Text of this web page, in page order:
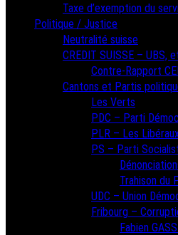
Taxe d’exemption du
Politique / Justice
Neutralité suisse
CREDIT SUISSE – UBS,
Contre-Rapport
Cantons et Partis
Les Verts
PDC – Parti
PLR – Les
PS – Parti
Trahison du
UDC – Union
Fribourg –
Fabien